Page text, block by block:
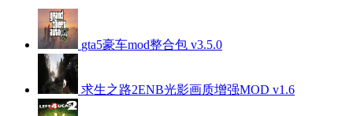
gta5豪车mod整合包 v3.5.0
求生之路2ENB光影画质增强MOD v1.6